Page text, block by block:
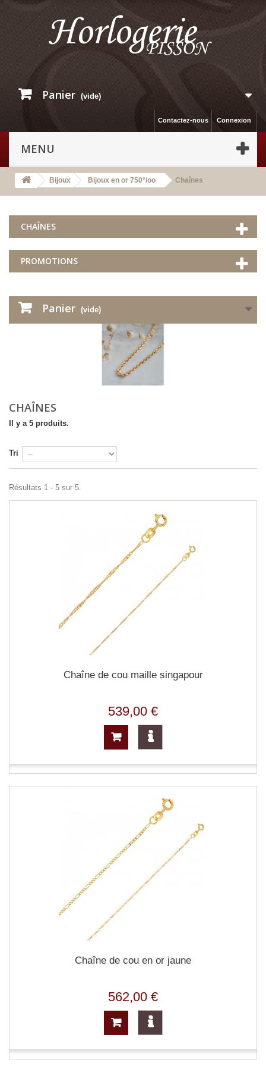
Panier (vide)
Connexion
Contactez-nous
MENU
Bijoux Bijoux en or 750°/oo Chaînes
CHAÎNES
PROMOTIONS
Panier (vide)
CHAÎNES
Il y a 5 produits.
Tri
Résultats 1 - 5 sur 5.
Chaîne de cou maille singapour
539,00 €
Chaîne de cou en or jaune
562,00 €